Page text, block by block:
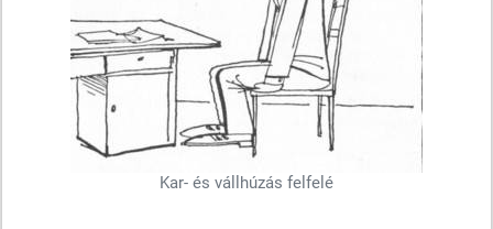
Kar- és vállhúzás felfelé